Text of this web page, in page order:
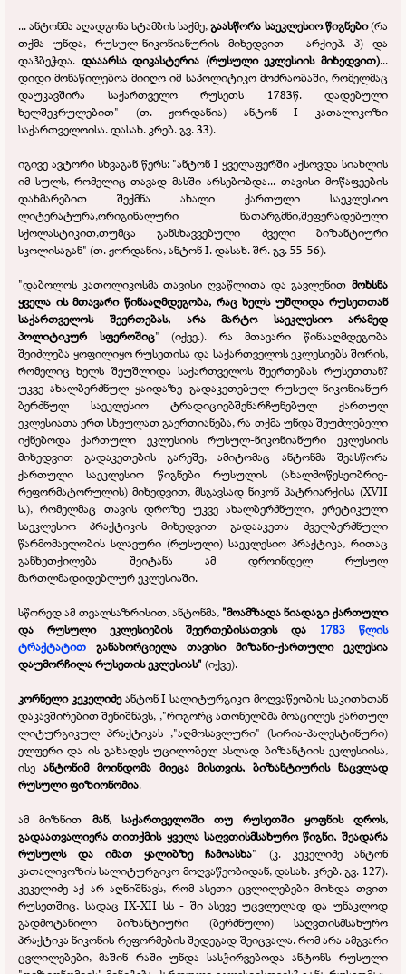
... ანტონმა აღადგინა სტამბის საქმე,გაასწორა საეკლესიო წიგნები(რა
თქმა უნდა, რუსულ-ნიკონიანურის მიხედვით -არქიეპ. პ) და
დაჰბეჭდა. დააარსა დიკასტერია (რუსული ეკლესიის მიხედვით)...
დიდი მონაწილებოა მიიღო იმ საპოლიტიკო მოძრაობაში, რომელმაც
დაუკავშირა საქართველო რუსეთს 1783წ. დადებული
ხელშეკრულებით" (თ. ჟორდანია) ანტონ I კათალიკოზი
საქართველოისა. დასახ. კრებ. გვ. 33).
იგივე ავტორი სხვაგან წერს: "ანტონ I ყველაფერში აქსოვდა სიახლის
იმ სულს, რომელიც თავად მასში არსებობდა... თავისი მოწაფეების
დახმარებით შექმნა ახალი ქართული საეკლესიო
ლიტერატურა,ორიგინალური ნათარგმნი,შეფერადებული
სქოლასტიკით,თუმცა განსხავვებული ძველი ბიზანტიური
სკოლისაგან" (თ. ჟორდანია, ანტონ I. დასახ. შრ. გვ. 55-56).
"დაბოლოს კათოლიკოსმა თავისი ღვაწლითა და გავლენით მოხსნა
ყველა ის მთავარი წინააღმდეგობა, რაც ხელს უშლიდა რუსეთთან
საქართველოს შეერთებას, არა მარტო საეკლესიო არამედ
პოლიტიკურ სფეროშიც" (იქვე.). რა მთავარი წინააღმდეგობა
შეიძლება ყოფილიყო რუსეთისა და საქართველოს ეკლესიებს შორის,
რომელიც ხელს შეუშლიდა საქართველოს შეერთებას რუსეთთან?
უკვე ახალბერძნულ ყაიდაზე გადაკეთებულ რუსულ-ნიკონიანურ
ბერძნულ საეკლესიო ტრადიციებშენარჩუნებულ ქართულ
ეკლესიათა ერთ სხეულათ გაერთიანება, რა თქმა უნდა შეუძლებელი
იქნებოდა ქართული ეკლესიის რუსულ-ნიკონიანური ეკლესიის
მიხედვით გადაკეთების გარეშე, ამიტომაც ანტონმა შეასწორა
ქართული საეკლესიო წიგნები რუსულის (ახალმოწესეობრივ-
რეფორმატორულის) მიხედვით, მსგავსად ნიკონ პატრიარქისა (XVII
ს.), რომელმაც თავის დროზე უკვე ახალბერძნული, ერეტიკული
საეკლესიო პრაქტიკის მიხედვით გადააკეთა ძველბერძნული
წარმომავლობის სლავური (რუსული) საეკლესიო პრაქტიკა, რითაც
განხეთქილება შეიტანა ამ დროინდელ რუსულ
მართლმადიდებლურ ეკლესიაში.
სწორედ ამ თვალსაზრისით, ანტონმა, "მოამზადა ნიადაგი ქართული
და რუსული ეკლესიების შეერთებისათვის და 1783 წლის
ტრაქტატით განახორციელა თავისი მიზანი-ქართული ეკლესია
დაუმორჩილა რუსეთის ეკლესიას" (იქვე).
კორნელი კეკელიძეანტონ I სალიტურგიკო მოღვაწეობის საკითხთან
დაკავშირებით შენიშნავს, ,"როგორც ათონელბმა მოაცილეს ქართულ
ლიტურგიკულ პრაქტიკას ,"აღმოსავლური" (სირია-პალესტინური)
ელფერი და ის გახადეს უცილობელ ასლად ბიზანტიის ეკლესიისა,
ისე ანტონიმ მოინდომა მიეცა მისთვის, ბიზანტიურის ნაცვლად
რუსული ფიზიონომია.
ამ მიზნით მან, საქართველოში თუ რუსეთში ყოფნის დროს,
გადაათვალიერა თითქმის ყველა საღვთისმსახურო წიგნი, შეადარა
რუსულს და იმათ ყალიბზე ჩამოასხა" (კ. კეკელიძე ანტონ
კათალიკოზის სალიტურგიკო მოღვაწეობიდან, დასახ. კრებ. გვ. 127).
კეკელიძე აქ არ აღნიშნავს, რომ ასეთი ცვლილებები მოხდა თვით
რუსეთშიც, სადაც IX-XII სს - ში ასევე უცვლელად და უნაკლოდ
გადმოტანილი ბიზანტიური (ბერძნული) საღვთისმსახურო
პრაქტიკა ნიკონის რეფორმების შედეგად შეიცვალა. რომ არა ამგვარი
ცვლილებები, მაშინ რაში უნდა სასჭირვებოდა ანტონს რუსული